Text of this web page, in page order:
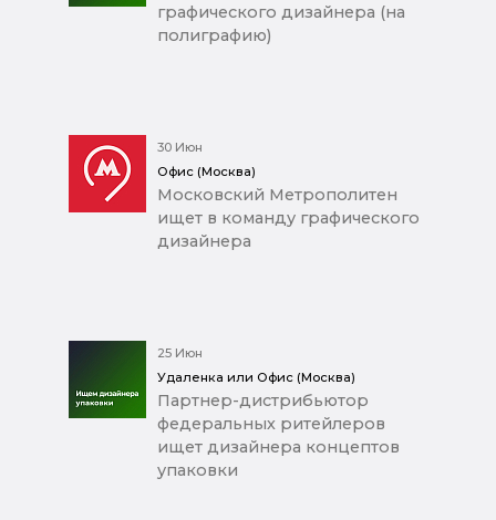
графического дизайнера (на
полиграфию)
30 Июн
Офис (Москва)
Московский Метрополитен
ищет в команду графического
дизайнера
25 Июн
Удаленка или Офис (Москва)
Партнер-дистрибьютор
федеральных ритейлеров
ищет дизайнера концептов
упаковки